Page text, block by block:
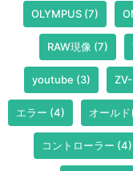
OLYMPUS(7)
RAW現像 (7)
youtube (3)
エラー (4) オール
コントローラー (4)